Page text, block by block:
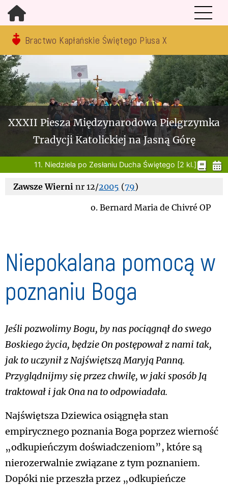
Bractwo Kapłańskie Świętego Piusa X
XXXII Piesza Międzynarodowa Pielgrzymka
Tradycji Katolickiej na Jasną Górę
11. Niedziela po Zesłaniu Ducha Świętego [2 kl.]
Zawsze Wierni nr 12/2005 (79)
o. Bernard Maria de Chivré OP
Niepokalana pomocą w
poznaniu Boga
Jeśli pozwolimy Bogu, by nas pociągnął do swego
Boskiego życia, będzie On postępował z nami tak,
jak to uczynił z Najświętszą Maryją Panną.
Przyglądnijmy się przez chwilę, w jaki sposób Ją
traktował i jak Ona na to odpowiadała.
Najświętsza Dziewica osiągnęła stan
empirycznego poznania Boga poprzez wierność
„odkupieńczym doświadczeniom”, które są
nierozerwalnie związane z tym poznaniem.
Dopóki nie przeszła przez „odkupieńcze